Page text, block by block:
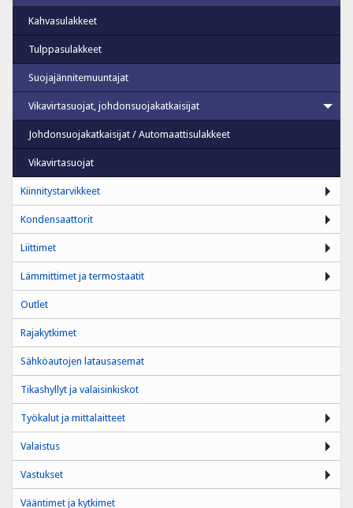
Kahvasulakkeet
Tulppasulakkeet
Suojajännitemuuntajat
Vikavirtasuojat, johdonsuojakatkaisijat
Johdonsuojakatkaisijat / Automaattisulakkeet
Vikavirtasuojat
Kiinnitystarvikkeet
Kondensaattorit
Liittimet
Lämmittimet ja termostaatit
Outlet
Rajakytkimet
Sähköautojen latausasemat
Tikashyllyt ja valaisinkiskot
Työkalut ja mittalaitteet
Valaistus
Vastukset
Vääntimet ja kytkimet